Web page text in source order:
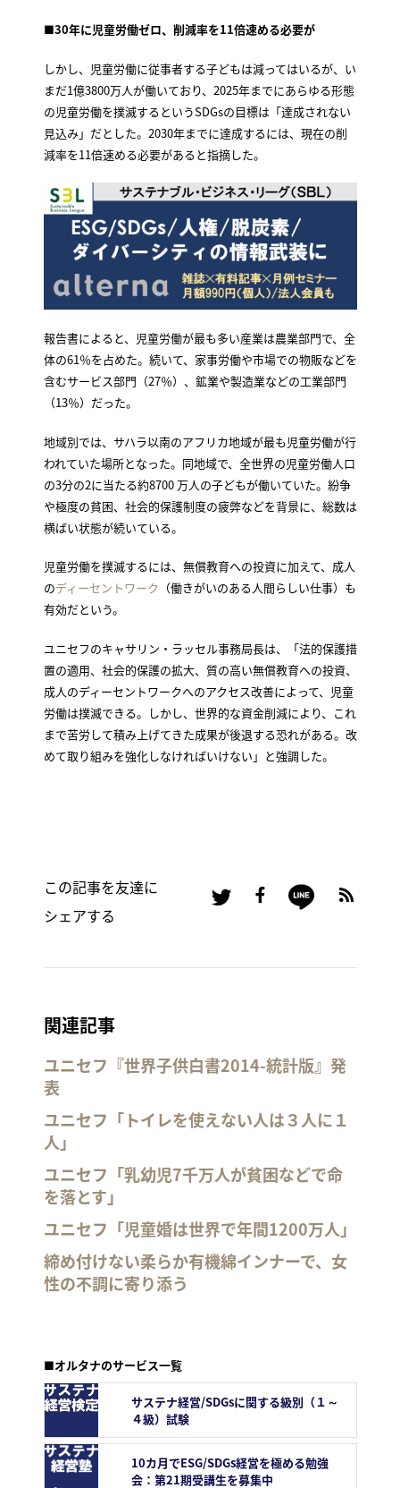
■30年に児童労働ゼロ、削減率を11倍速める必要が
しかし、児童労働に従事者する子どもは減ってはいるが、い
まだ1億3800万人が働いており、2025年までにあらゆる形態
の児童労働を撲滅するというSDGsの目標は「達成されない
見込み」だとした。2030年までに達成するには、現在の削
減率を11倍速める必要があると指摘した。
報告書によると、児童労働が最も多い産業は農業部門で、全
体の61％を占めた。続いて、家事労働や市場での物販などを
含むサービス部門（27％）、鉱業や製造業などの工業部門
（13％）だった。
地域別では、サハラ以南のアフリカ地域が最も児童労働が行
われていた場所となった。同地域で、全世界の児童労働人口
の3分の2に当たる約8700 万人の子どもが働いていた。紛争
や極度の貧困、社会的保護制度の疲弊などを背景に、総数は
横ばい状態が続いている。
児童労働を撲滅するには、無償教育への投資に加えて、成人
のディーセントワーク （働きがいのある人間らしい仕事）も
有効だという。
ユニセフのキャサリン・ラッセル事務局長は、「法的保護措
置の適用、社会的保護の拡大、質の高い無償教育への投資、
成人のディーセントワークへのアクセス改善によって、児童
労働は撲滅できる。しかし、世界的な資金削減により、これ
まで苦労して積み上げてきた成果が後退する恐れがある。改
めて取り組みを強化しなければいけない」と強調した。
この記事を友達に
シェアする
関連記事
ユニセフ『世界子供白書2014-統計版』発
表
ユニセフ「トイレを使えない人は３人に１
人」
ユニセフ「乳幼児7千万人が貧困などで命
を落とす」
ユニセフ「児童婚は世界で年間1200万人」
締め付けない柔らか有機綿インナーで、女
性の不調に寄り添う
■オルタナのサービス一覧
サステナ経営/SDGsに関する級別（１～
４級）試験
10カ月でESG/SDGs経営を極める勉強
会：第21期受講生を募集中